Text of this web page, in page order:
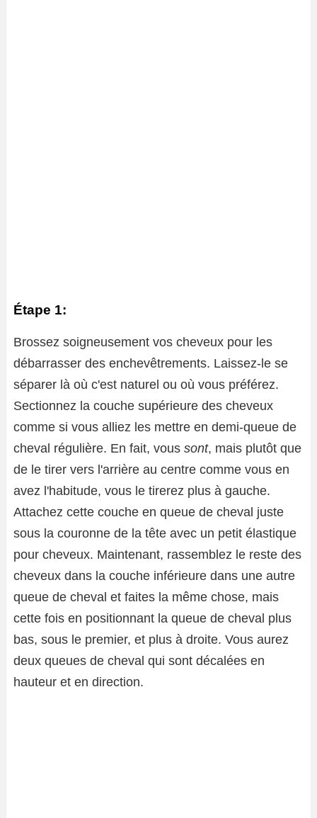
Étape 1:
Brossez soigneusement vos cheveux pour les
débarrasser des enchevêtrements. Laissez-le se
séparer là où c'est naturel ou où vous préférez.
Sectionnez la couche supérieure des cheveux
comme si vous alliez les mettre en demi-queue de
cheval régulière. En fait, vous sont, mais plutôt que
de le tirer vers l'arrière au centre comme vous en
avez l'habitude, vous le tirerez plus à gauche.
Attachez cette couche en queue de cheval juste
sous la couronne de la tête avec un petit élastique
pour cheveux. Maintenant, rassemblez le reste des
cheveux dans la couche inférieure dans une autre
queue de cheval et faites la même chose, mais
cette fois en positionnant la queue de cheval plus
bas, sous le premier, et plus à droite. Vous aurez
deux queues de cheval qui sont décalées en
hauteur et en direction.